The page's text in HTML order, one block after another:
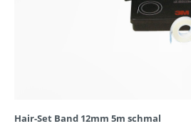
Hair-Set Band 12mm 5m schmal